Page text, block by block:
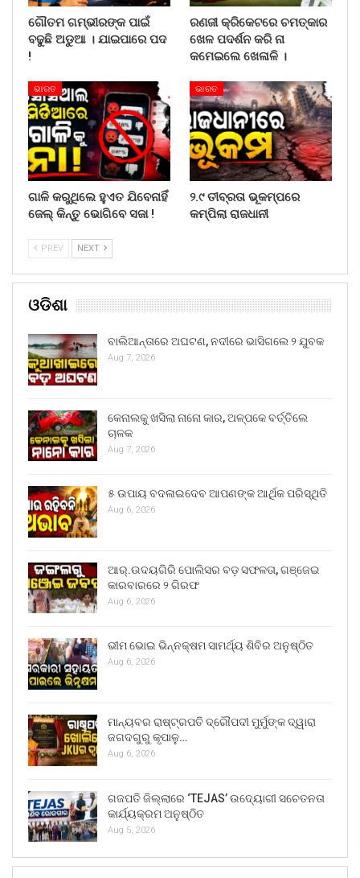
ଗୌତମ ଗମ୍ଭୀରଙ୍କ ପାଇଁ
ବଢୁଛି ଅଡୁଆ । ଯାଇପାରେ ପଦ
!
ରଣଜୀ କ୍ରିକେଟରେ ଚମତ୍କାର
ଖେଳ ପଦର୍ଶନ କରି ନା
କମେଇଲେ ଖେଳାଳି ।
ଭାରତ
ଗାଳି କରୁଥିଲେ ହୁଏତ ଯିବେନାହିଁ
ଜେଲ୍ କିନ୍ତୁ ଭୋଗିବେ ସଜା !
ଭାରତ
୨.୯ ତୀବ୍ରତା ଭୂକମ୍ପରେ
କମ୍ପିଲା ରାଜଧାନୀ
PREV NEXT
ଓଡିଶା
ବାଲିଆନ୍ତାରେ ଅଘଟଣ, ନଦୀରେ ଭାସିଗଲେ ୨ ଯୁବକ
Aug 7, 2026
କେନାଲକୁ ଖସିଲା ନାନୋ କାର, ଅଳ୍ପକେ ବର୍ତ୍ତିଲେ
ଚାଳକ
Aug 7, 2026
୫ ଉପାୟ ବଦଳାଇଦେବ ଆପଣଙ୍କ ଆର୍ଥିକ ପରିସ୍ଥିତି
Aug 6, 2026
ଆର୍.ଉଦୟଗିରି ପୋଲିସର ବଡ଼ ସଫଳତା, ଗଞ୍ଜେଇ
କାରବାରରେ ୨ ଗିରଫ
Aug 6, 2026
ଭୀମ ଭୋଇ ଭିନ୍ନକ୍ଷମ ସାମର୍ଥ୍ୟ ଶିବିର ଅନୁଷ୍ଠିତ
Aug 6, 2026
ମାନ୍ୟବର ରାଷ୍ଟ୍ରପତି ଦ୍ରୌପଦୀ ମୁର୍ମୁଙ୍କ ଦ୍ୱାରା
ଜଗଦଗୁରୁ କୃପାଳୁ…
Aug 6, 2026
ଗଜପତି ଜିଲ୍ଲାରେ ‘TEJAS’ ଉଦ୍ୟୋଗୀ ସଚେତନତା
କାର୍ଯ୍ୟକ୍ରମ ଅନୁଷ୍ଠିତ
Aug 5, 2026